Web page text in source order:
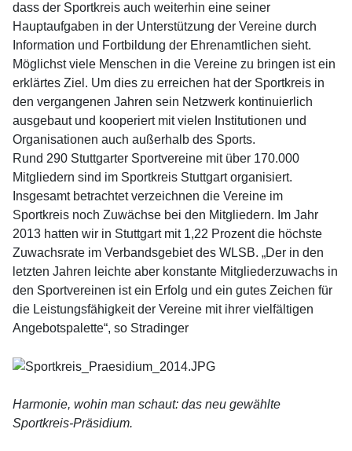
dass der Sportkreis auch weiterhin eine seiner
Hauptaufgaben in der Unterstützung der Vereine durch
Information und Fortbildung der Ehrenamtlichen sieht.
Möglichst viele Menschen in die Vereine zu bringen ist ein
erklärtes Ziel. Um dies zu erreichen hat der Sportkreis in
den vergangenen Jahren sein Netzwerk kontinuierlich
ausgebaut und kooperiert mit vielen Institutionen und
Organisationen auch außerhalb des Sports.
Rund 290 Stuttgarter Sportvereine mit über 170.000
Mitgliedern sind im Sportkreis Stuttgart organisiert.
Insgesamt betrachtet verzeichnen die Vereine im
Sportkreis noch Zuwächse bei den Mitgliedern. Im Jahr
2013 hatten wir in Stuttgart mit 1,22 Prozent die höchste
Zuwachsrate im Verbandsgebiet des WLSB. „Der in den
letzten Jahren leichte aber konstante Mitgliederzuwachs in
den Sportvereinen ist ein Erfolg und ein gutes Zeichen für
die Leistungsfähigkeit der Vereine mit ihrer vielfältigen
Angebotspalette“, so Stradinger
Harmonie, wohin man schaut: das neu gewählte
Sportkreis-Präsidium.